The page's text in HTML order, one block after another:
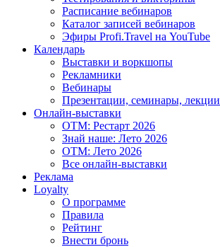
Расписание вебинаров
Каталог записей вебинаров
Эфиры Profi.Travel на YouTube
Календарь
Выставки и воркшопы
Рекламники
Вебинары
Презентации, семинары, лекции
Онлайн-выставки
OTM: Рестарт 2026
Знай наше: Лето 2026
OTM: Лето 2026
Все онлайн-выставки
Реклама
Loyalty
О программе
Правила
Рейтинг
Внести бронь